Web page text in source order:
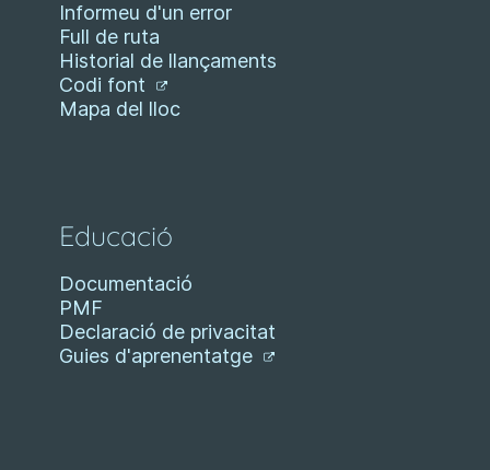
Informeu d'un error
Full de ruta
Historial de llançaments
Codi font
Mapa del lloc
Educació
Documentació
PMF
Declaració de privacitat
Guies d'aprenentatge